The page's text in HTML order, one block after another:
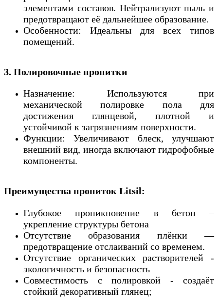
элементами составов. Нейтрализуют пыль и
предотвращают её дальнейшее образование.
Особенности: Идеальны для всех типов
помещений.
3. Полировочные пропитки
Назначение: Используются при
механической полировке пола для
достижения глянцевой, плотной и
устойчивой к загрязнениям поверхности.
Функции: Увеличивают блеск, улучшают
внешний вид, иногда включают гидрофобные
компоненты.
Преимущества пропиток Litsil:
Глубокое проникновение в бетон –
укрепление структуры бетона
Отсутствие образования плёнки —
предотвращение отслаиваний со временем.
Отсутствие органических растворителей -
экологичность и безопасность
Совместимость с полировкой - создаёт
стойкий декоративный глянец;